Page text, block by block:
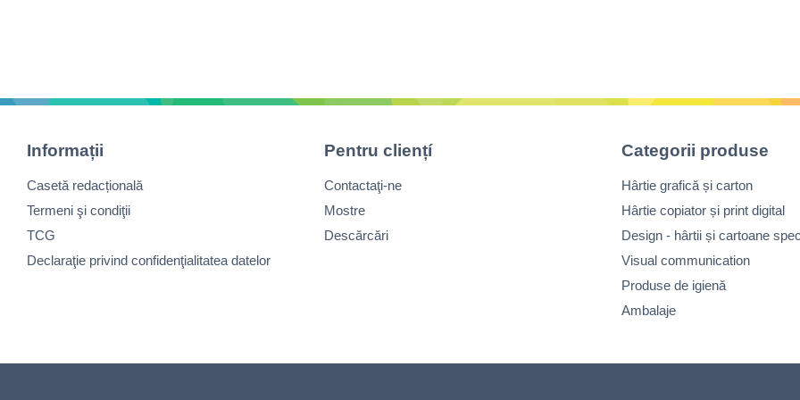
Informații
Casetă redacțională
Termeni şi condiţii
TCG
Declaraţie privind confidenţialitatea datelor
Pentru cliențí
Contactaţi-ne
Mostre
Descărcări
Categorii produse
Hârtie grafică și carton
Hârtie copiator și print digital
Design - hârtii și cartoane
Visual communication
Produse de igienă
Ambalaje